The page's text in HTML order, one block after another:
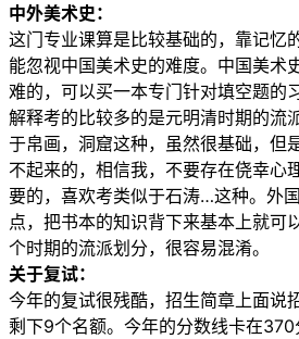
中外美术史：
这门专业课算是比较基础的，靠记忆
能忽视中国美术史的难度。中国美术
难的，可以买一本专门针对填空题的
解释考的比较多的是元明清时期的流
于帛画，洞窟这种，虽然很基础，但
不起来的，相信我，不要存在侥幸心
要的，喜欢考类似于石涛…这种。外
点，把书本的知识背下来基本上就可
个时期的流派划分，很容易混淆。
关于复试：
今年的复试很残酷，招生简章上面说
剩下9个名额。今年的分数线卡在